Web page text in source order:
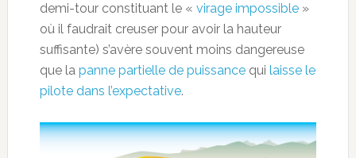
demi-tour constituant le « virage impossible»
où il faudrait creuser pour avoir la hauteur
suffisante) s’avère souvent moins dangereuse
que la panne partielle de puissancequi laisse le
pilote dans l’expectative.